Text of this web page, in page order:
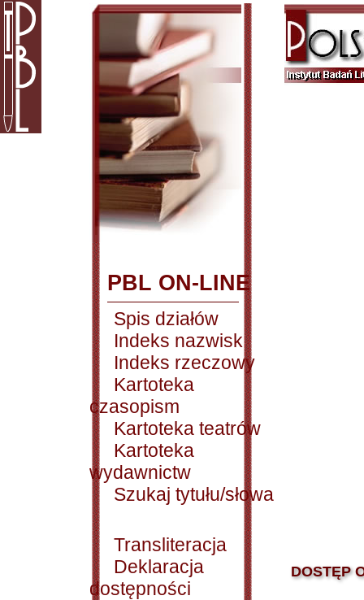
PBL ON-LINE
Spis działów
Indeks nazwisk
Indeks rzeczowy
Kartoteka
czasopism
Kartoteka teatrów
Kartoteka
wydawnictw
Szukaj tytułu/słowa
Transliteracja
Deklaracja
dostępności
DOSTĘP